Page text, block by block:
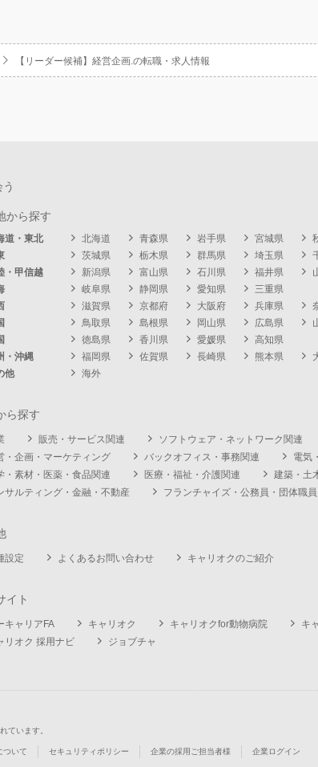
【リーダー候補】経営企画.の転職・求人情報
から探す
道・東北 北海道 青森県 岩手県 宮城県
茨城県 栃木県 群馬県 埼玉県
・甲信越
新潟県 富山県 石川県 福井県
岐阜県 静岡県 愛知県
三重県
滋賀県 京都府 大阪府 兵庫県
鳥取県 島根県 岡山県 広島県
徳島県 香川県 愛媛県
高知県
・沖縄
福岡県 佐賀県 長崎県 熊本県
他
海外
ら探す
販売・サービス関連
ソフトウェア・ネットワーク関連
・企画・マーケティング
バックオフィス・事務関連
電気
・素材・医薬・食品関連
医療・福祉・介護関連
建築・土
サルティング・金融・不動産
フランチャイズ・公務員・団体職
設定 よくあるお問い合わせ キャリオクのご紹介
イト
キャリアFA キャリオク キャリオクfor動物病院
キ
リオク 採用ナビ
ジョブチャ
ています。
ついて セキュリティポリシー 企業の採用ご担当者様 企業ログイン